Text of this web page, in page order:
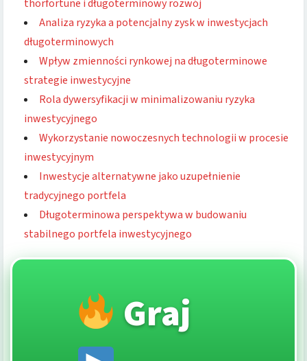
thorfortune i długoterminowy rozwój
Analiza ryzyka a potencjalny zysk w inwestycjach
długoterminowych
Wpływ zmienności rynkowej na długoterminowe
strategie inwestycyjne
Rola dywersyfikacji w minimalizowaniu ryzyka
inwestycyjnego
Wykorzystanie nowoczesnych technologii w procesie
inwestycyjnym
Inwestycje alternatywne jako uzupełnienie
tradycyjnego portfela
Długoterminowa perspektywa w budowaniu
stabilnego portfela inwestycyjnego
Graj